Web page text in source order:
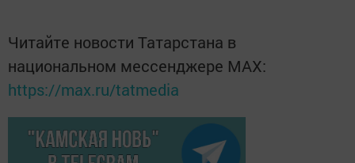
Читайте новости Татарстана в
национальном мессенджере MАХ:
https://max.ru/tatmedia